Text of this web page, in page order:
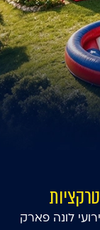
לונה פארק